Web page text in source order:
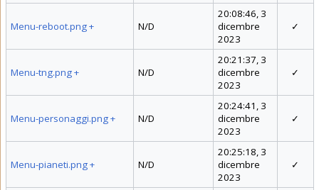
Menu-reboot.png+ N/D
20:08:46, 3
dicembre
2023
✓
Menu-tng.png+ N/D
20:21:37, 3
dicembre
2023
✓
Menu-personaggi.png+ N/D
20:24:41, 3
dicembre
2023
✓
Menu-pianeti.png+ N/D
20:25:18, 3
dicembre
2023
✓